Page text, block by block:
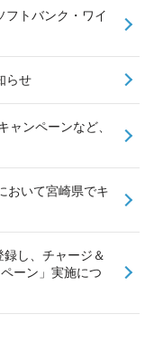
フトバンク・ワイ
らせ
ャンペーンなど、
おいて宮崎県でキ
録し、チャージ＆
ーン」実施につ